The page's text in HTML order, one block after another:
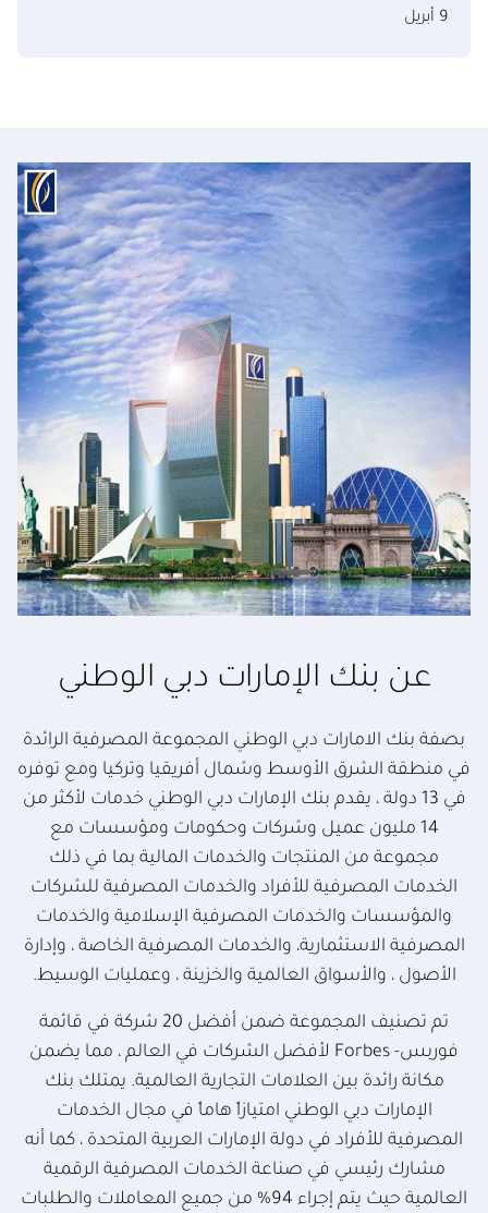
9 أبريل
عن بنك الإمارات دبي الوطني
بصفة بنك الامارات دبي الوطني المجموعة المصرفية الرائدة
في منطقة الشرق الأوسط وشمال أفريقيا وتركيا ومع توفره
في 13 دولة ، يقدم بنك الإمارات دبي الوطني خدمات لأكثر من
14 مليون عميل وشركات وحكومات ومؤسسات مع
مجموعة من المنتجات والخدمات المالية بما في ذلك
الخدمات المصرفية للأفراد والخدمات المصرفية للشركات
والمؤسسات والخدمات المصرفية الإسلامية والخدمات
المصرفية الاستثمارية، والخدمات المصرفية الخاصة ، وإدارة
الأصول ، والأسواق العالمية والخزينة ، وعمليات الوسيط.
تم تصنيف المجموعة ضمن أفضل 20 شركة في قائمة
فوربس- Forbes لأفضل الشركات في العالم ، مما يضمن
مكانة رائدة بين العلامات التجارية العالمية. يمتلك بنك
الإمارات دبي الوطني امتيازاً هاماً في مجال الخدمات
المصرفية للأفراد في دولة الإمارات العربية المتحدة ، كما أنه
مشارك رئيسي في صناعة الخدمات المصرفية الرقمية
العالمية حيث يتم إجراء 94٪ من جميع المعاملات والطلبات